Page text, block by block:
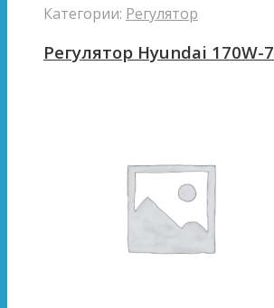
Категории: Регулятор
Регулятор Hyundai 170W-7